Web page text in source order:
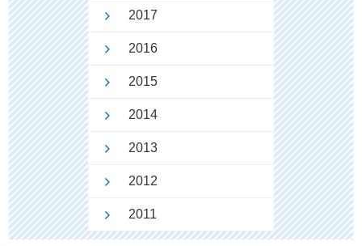
2017
2016
2015
2014
2013
2012
2011